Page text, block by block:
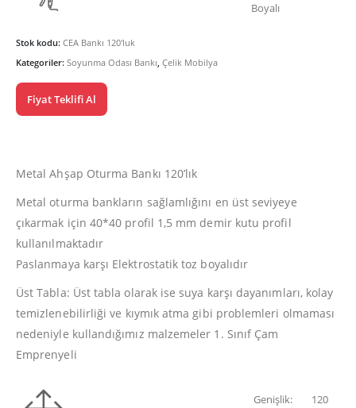
Boyalı
Stok kodu: CEA Bankı 120'luk
Kategoriler: Soyunma Odası Bankı, Çelik Mobilya
Fiyat Teklifi Al
Metal Ahşap Oturma Bankı 120’lık
Metal oturma bankların sağlamlığını en üst seviyeye
çıkarmak için 40*40 profil 1,5 mm demir kutu profil
kullanılmaktadır
Paslanmaya karşı Elektrostatik toz boyalıdır
Üst Tabla: Üst tabla olarak ise suya karşı dayanımları, kolay
temizlenebilirliği ve kıymık atma gibi problemleri olmaması
nedeniyle kullandığımız malzemeler 1. Sınıf Çam
Emprenyeli
Genişlik: 120